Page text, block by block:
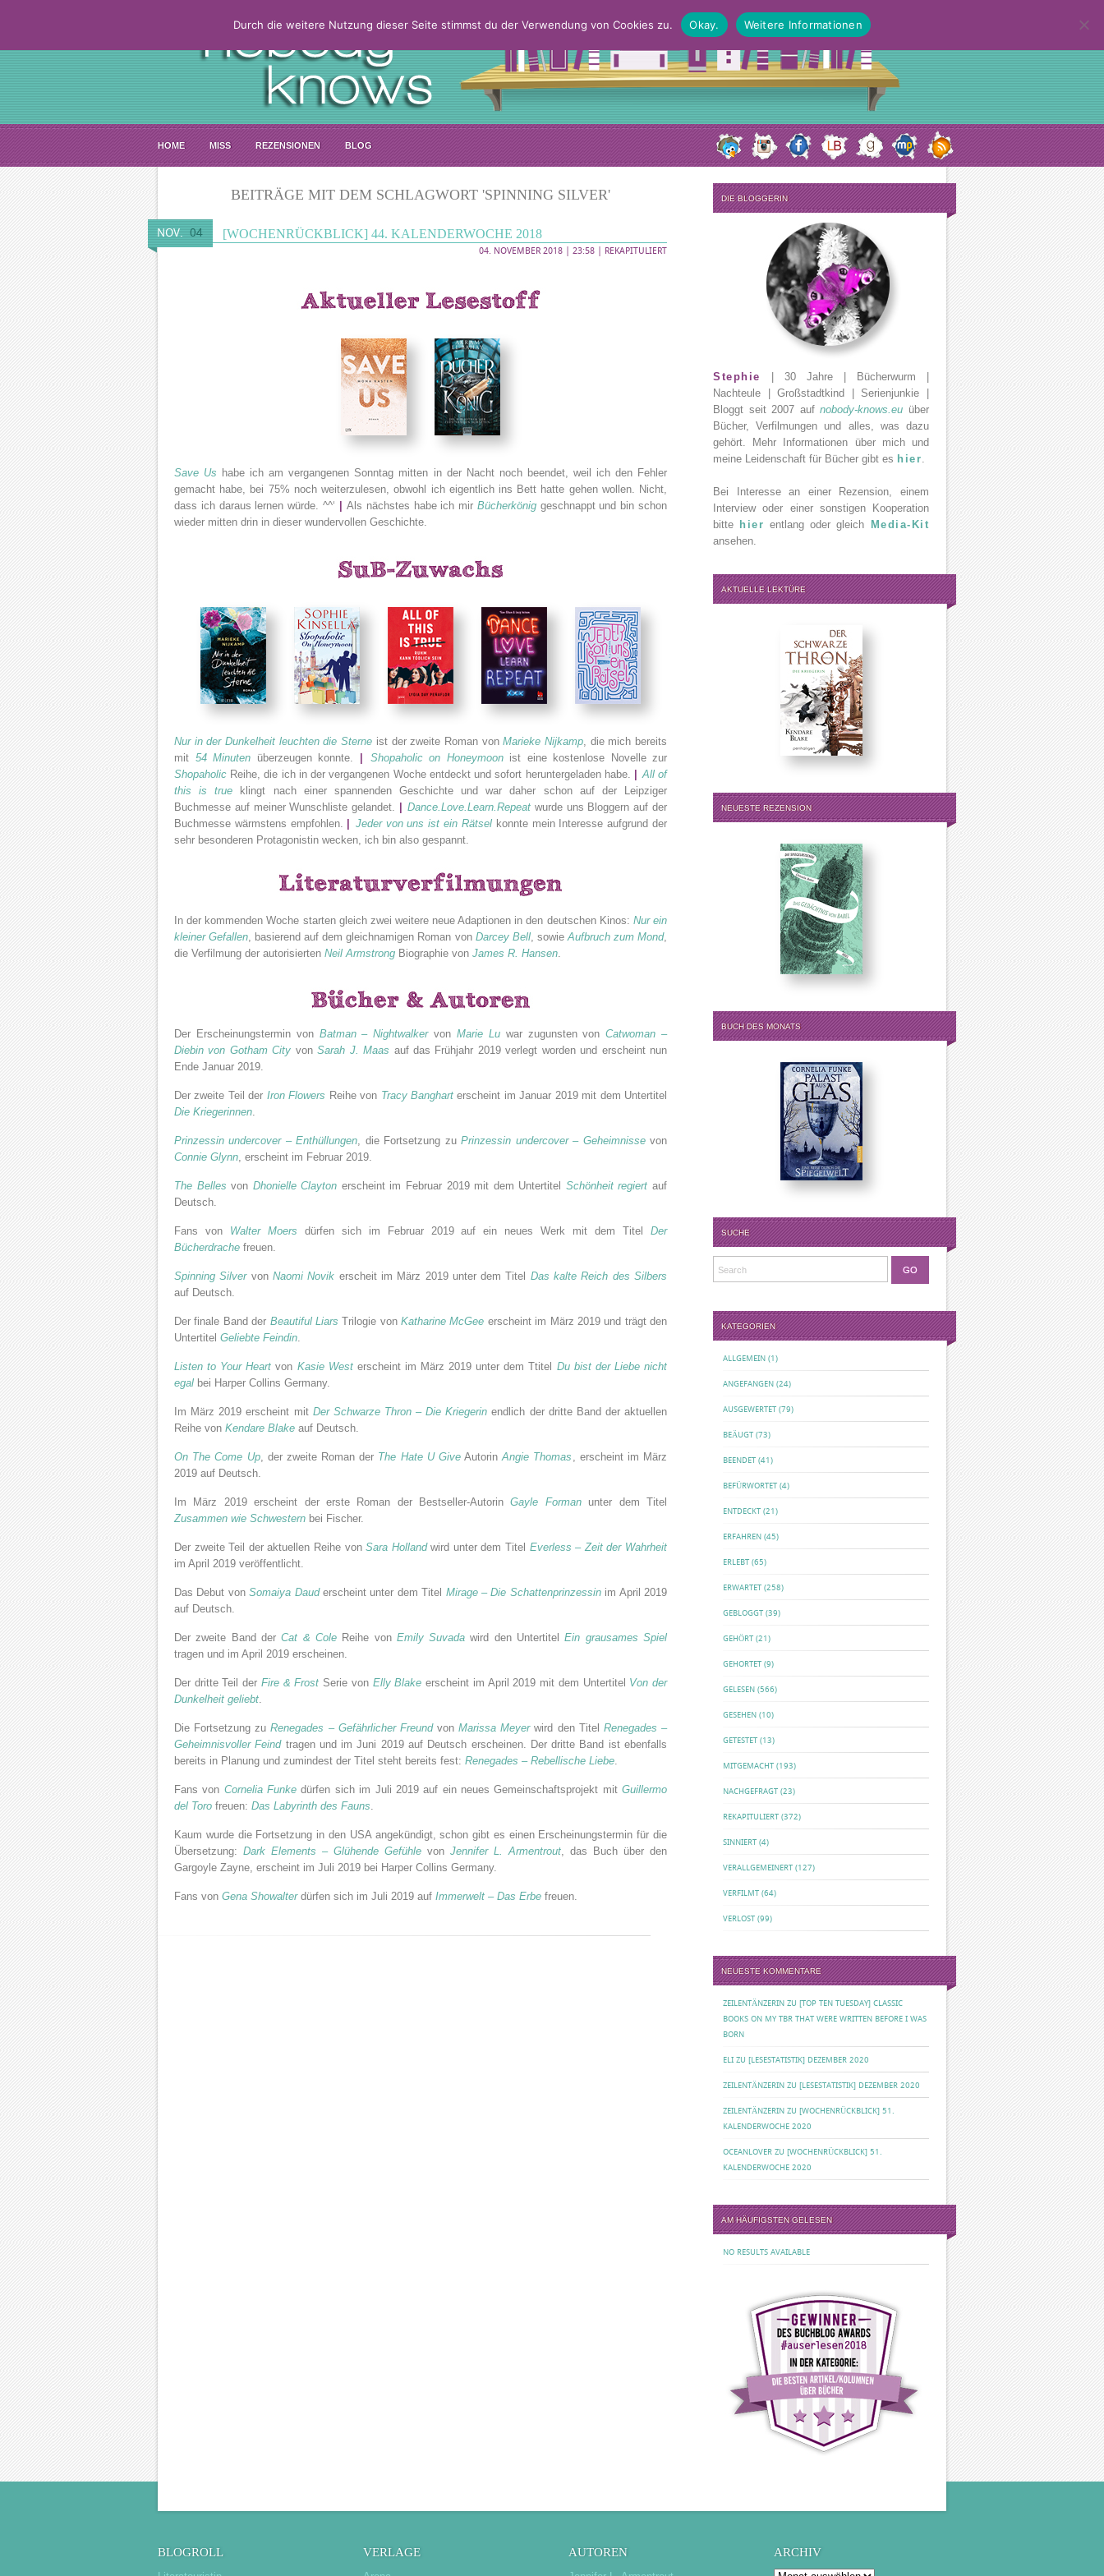
HOME MISS REZENSIONEN BLOG
BEITRÄGE MIT DEM SCHLAGWORT 'SPINNING SILVER'
NOV. 04 [WOCHENRÜCKBLICK] 44. KALENDERWOCHE 2018
04. NOVEMBER 2018 | 23:58 | REKAPITULIERT
Save Us habe ich am vergangenen Sonntag mitten in der Nacht noch beendet, weil ich den Fehler
gemacht habe, bei 75% noch weiterzulesen, obwohl ich eigentlich ins Bett hatte gehen wollen. Nicht,
dass ich daraus lernen würde. ^^‘
Als nächstes habe ich mir Bücherköniggeschnappt und bin schon
wieder mitten drin in dieser wundervollen Geschichte.
Nur in der Dunkelheit leuchten die Sterne ist der zweite Roman vonMarieke Nijkamp, die mich bereits
mit 54 Minuten überzeugen konnte. Shopaholic on Honeymoonist eine kostenlose Novelle zur
Shopaholic Reihe, die ich in der vergangenen Woche entdeckt und sofort heruntergeladen habe.
All of
this is true klingt nach einer spannenden Geschichte und war daher schon auf der Leipziger
Buchmesse auf meiner Wunschliste gelandet.
Dance.Love.Learn.Repeat wurde uns Bloggern auf der
Buchmesse wärmstens empfohlen.
Jeder von uns ist ein Rätselkonnte mein Interesse aufgrund der
sehr besonderen Protagonistin wecken, ich bin also gespannt.
In der kommenden Woche starten gleich zwei weitere neue Adaptionen in den deutschen Kinos: Nur ein
kleiner Gefallen, basierend auf dem gleichnamigen Roman von Darcey Bell, sowieAufbruch zum Mond,
die Verfilmung der autorisierten Neil Armstrong Biographie von James R. Hansen.
Der Erscheinungstermin von Batman – Nightwalkervon Marie Luwar zugunsten vonCatwoman –
Diebin von Gotham City vonSarah J. Maas auf das Frühjahr 2019 verlegt worden und erscheint nun
Ende Januar 2019.
Der zweite Teil der Iron Flowers Reihe von Tracy Bangharterscheint im Januar 2019 mit dem Untertitel
Die Kriegerinnen.
Prinzessin undercover – Enthüllungen, die Fortsetzung zuPrinzessin undercover – Geheimnissevon
Connie Glynn, erscheint im Februar 2019.
The Belles von Dhonielle Clayton erscheint im Februar 2019 mit dem Untertitel Schönheit regiert auf
Deutsch.
Fans von Walter Moers dürfen sich im Februar 2019 auf ein neues Werk mit dem Titel Der
Bücherdrache freuen.
Spinning Silvervon Naomi Novik erscheit im März 2019 unter dem Titel Das kalte Reich des Silbers
auf Deutsch.
Der finale Band der Beautiful Liars Trilogie von Katharine McGee erscheint im März 2019 und trägt den
Untertitel Geliebte Feindin.
Listen to Your Heart von Kasie Westerscheint im März 2019 unter dem Ttitel Du bist der Liebe nicht
egal bei Harper Collins Germany.
Im März 2019 erscheint mit Der Schwarze Thron – Die Kriegerin endlich der dritte Band der aktuellen
Reihe von Kendare Blake auf Deutsch.
On The Come Up, der zweite Roman der The Hate U GiveAutorinAngie Thomas , erscheint im März
2019 auf Deutsch.
Im März 2019 erscheint der erste Roman der Bestseller-AutorinGayle Formanunter dem Titel
Zusammen wie Schwestern bei Fischer.
Der zweite Teil der aktuellen Reihe vonSara Hollandwird unter dem Titel Everless – Zeit der Wahrheit
im April 2019 veröffentlicht.
Das Debut vonSomaiya Dauderscheint unter dem Titel Mirage – Die Schattenprinzessinim April 2019
auf Deutsch.
Der zweite Band derCat & ColeReihe von Emily Suvada wird den UntertitelEin grausames Spiel
tragen und im April 2019 erscheinen.
Der dritte Teil der Fire & Frost Serie von Elly Blake erscheint im April 2019 mit dem Untertitel Von der
Dunkelheit geliebt.
Die Fortsetzung zuRenegades – Gefährlicher FreundvonMarissa Meyerwird den Titel Renegades –
Geheimnisvoller Feindtragen und im Juni 2019 auf Deutsch erscheinen. Der dritte Band ist ebenfalls
bereits in Planung und zumindest der Titel steht bereits fest: Renegades – Rebellische Liebe.
Fans von Cornelia Funke dürfen sich im Juli 2019 auf ein neues Gemeinschaftsprojekt mitGuillermo
del Toro freuen: Das Labyrinth des Fauns.
Kaum wurde die Fortsetzung in den USA angekündigt, schon gibt es einen Erscheinungstermin für die
Übersetzung: Dark Elements – Glühende Gefühle von Jennifer L. Armentrout, das Buch über den
Gargoyle Zayne, erscheint im Juli 2019 bei Harper Collins Germany.
Fans von Gena Showalterdürfen sich im Juli 2019 auf Immerwelt – Das Erbe freuen.
DIE BLOGGERIN
Stephie | 30 Jahre | Bücherwurm |
Nachteule | Großstadtkind | Serienjunkie |
Bloggt seit 2007 aufnobody-knows.eu über
Bücher, Verfilmungen und alles, was dazu
gehört. Mehr Informationen über mich und
meine Leidenschaft für Bücher gibt es hier.
Bei Interesse an einer Rezension, einem
Interview oder einer sonstigen Kooperation
bitte hier entlang oder gleich
Media-Kit
ansehen.
AKTUELLE LEKTÜRE
NEUESTE REZENSION
BUCH DES MONATS
SUCHE
KATEGORIEN
ALLGEMEIN (1)
ANGEFANGEN (24)
AUSGEWERTET (79)
BEÄUGT (73)
BEENDET (41)
BEFÜRWORTET (4)
ENTDECKT (21)
ERFAHREN (45)
ERLEBT (65)
ERWARTET (258)
GEBLOGGT (39)
GEHÖRT (21)
GEHORTET (9)
GELESEN (566)
GESEHEN (10)
GETESTET (13)
MITGEMACHT (193)
NACHGEFRAGT (23)
REKAPITULIERT (372)
SINNIERT (4)
VERALLGEMEINERT (127)
VERFILMT (64)
VERLOST (99)
NEUESTE KOMMENTARE
ZEILENTÄNZERIN ZU [TOP TEN TUESDAY] CLASSIC
BOOKS ON MY TBR THAT WERE WRITTEN BEFORE I WAS
BORN
ELI ZU [LESESTATISTIK] DEZEMBER 2020
ZEILENTÄNZERIN ZU [LESESTATISTIK] DEZEMBER 2020
ZEILENTÄNZERIN ZU [WOCHENRÜCKBLICK] 51.
KALENDERWOCHE 2020
OCEANLOVER ZU [WOCHENRÜCKBLICK] 51.
KALENDERWOCHE 2020
AM HÄUFIGSTEN GELESEN
NO RESULTS AVAILABLE
BLOGROLL VERLAGE AUTOREN ARCHIV
Durch die weitere Nutzung dieser Seite stimmst du der Verwendung von Cookies zu. Okay. Weitere Informationen